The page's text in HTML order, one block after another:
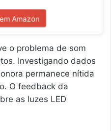
Amazon
o problema de som
Investigando dados
permanece nítida
O feedback da
as luzes LED